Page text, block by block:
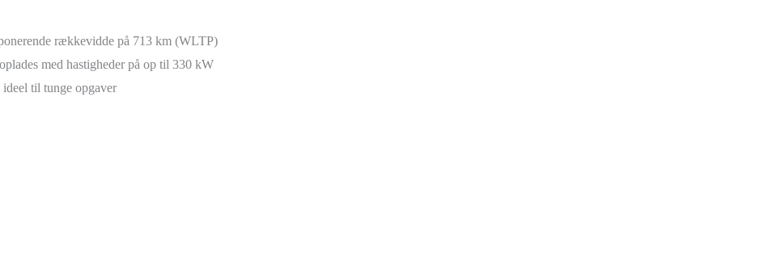
rækkevidde på 713 km (WLTP)
med hastigheder på op til 330 kW
til tunge opgaver